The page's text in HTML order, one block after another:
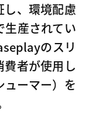
し、環境配慮
生産されてい
のスリ
者が使用し
ューマー）を